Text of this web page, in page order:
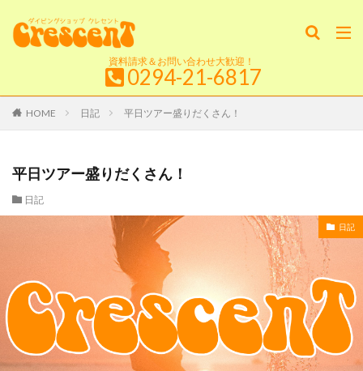
資料請求＆お問い合わせ大歓迎！
0294-21-6817
HOME 日記 平日ツアー盛りだくさん！
平日ツアー盛りだくさん！
日記
日記